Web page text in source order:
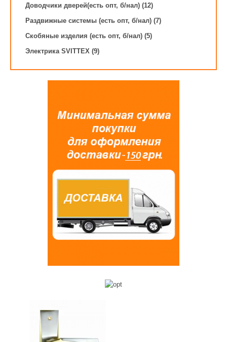
Доводчики дверей(есть опт, б/нал) (12)
Раздвижные системы (есть опт, б/нал) (7)
Скобяные изделия (есть опт, б/нал) (5)
Электрика SVITTEX (9)